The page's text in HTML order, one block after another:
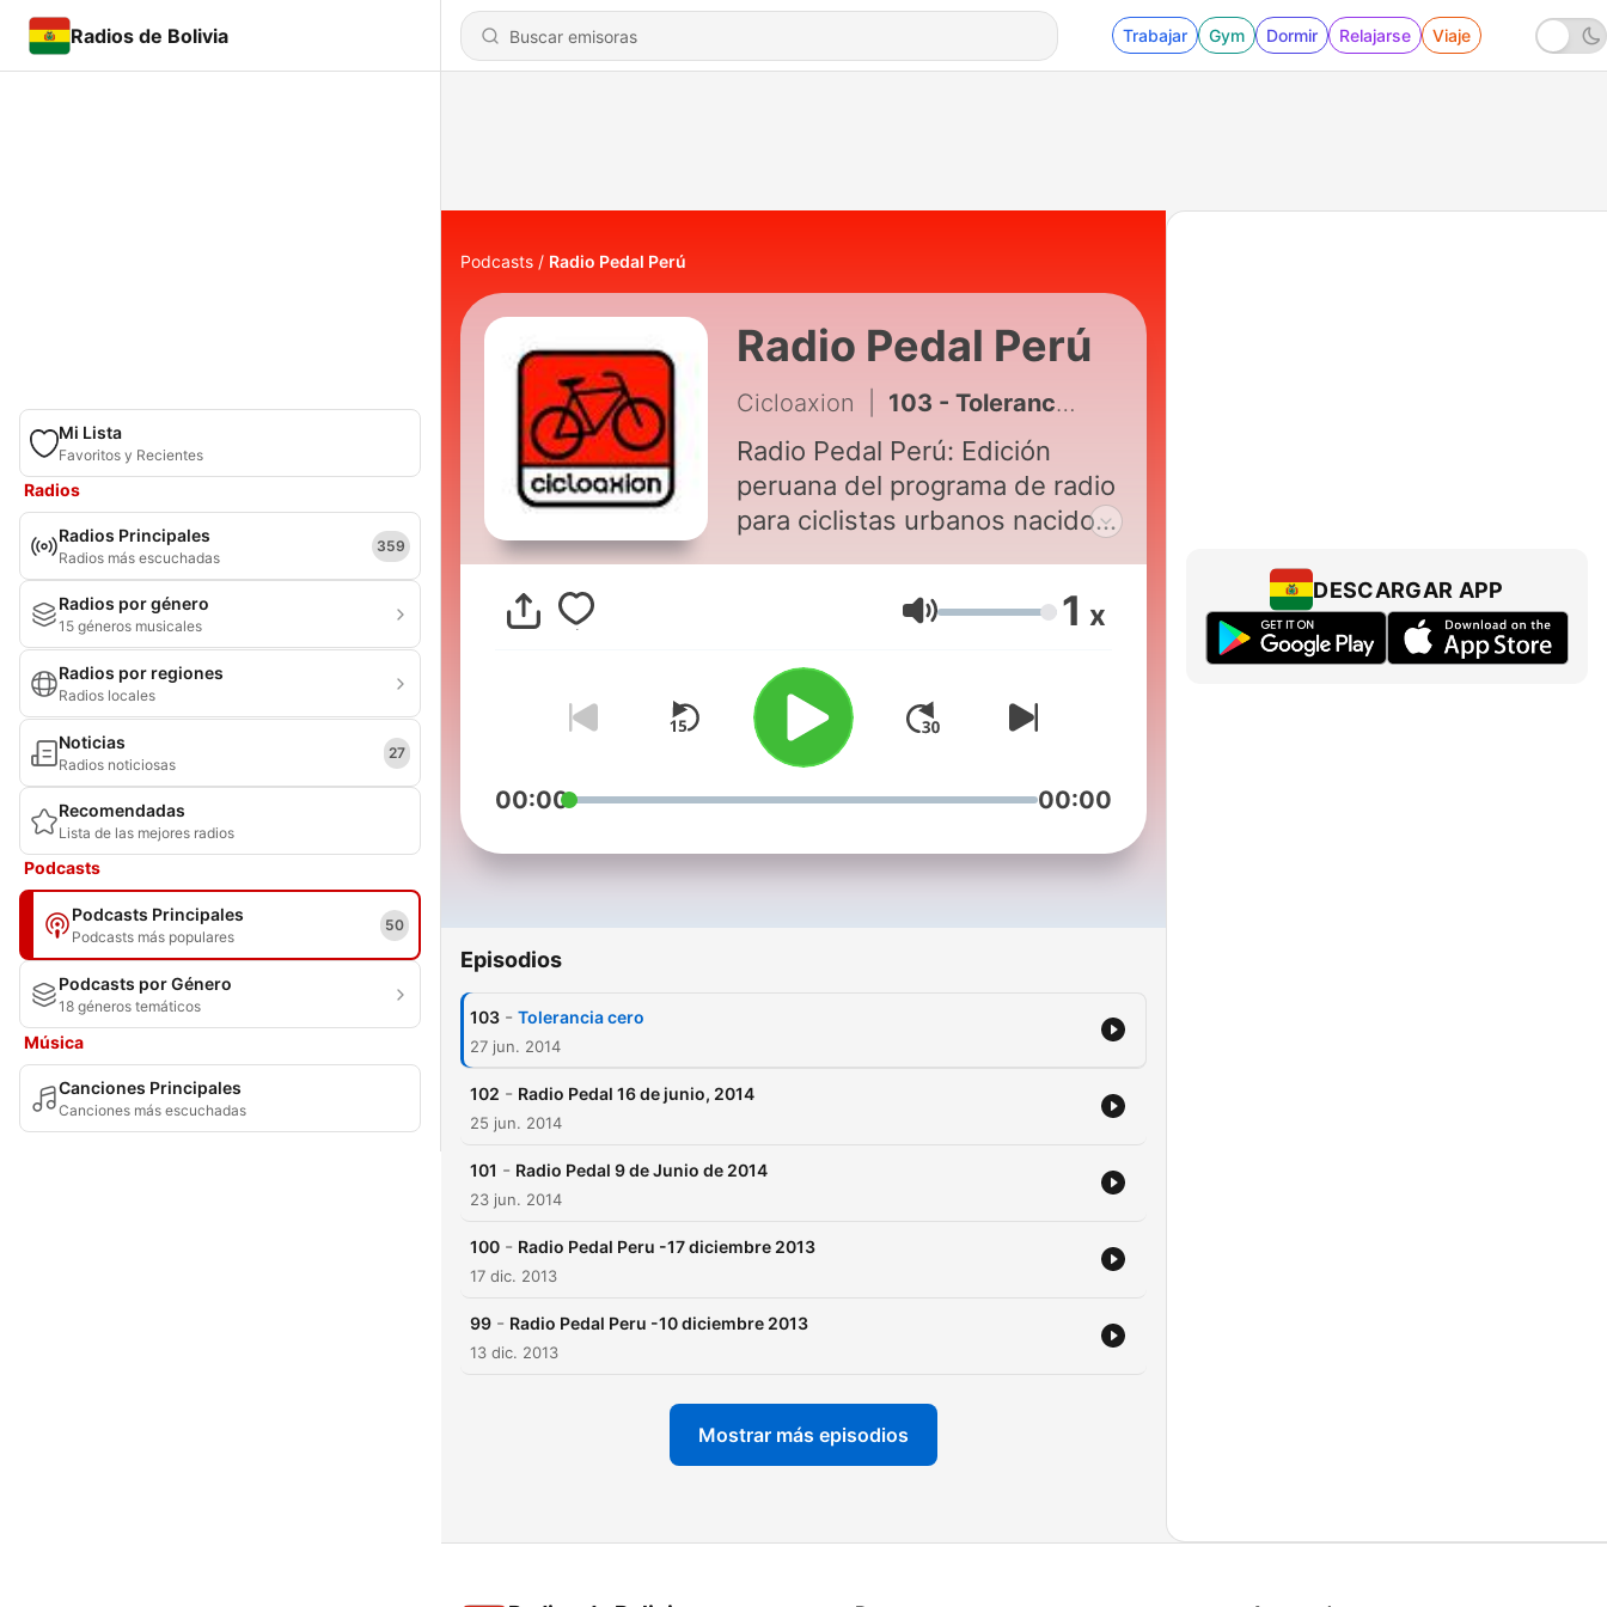
Radios de Bolivia Trabajar Gym Dormir Relajarse Viaje
Mi Lista
Favoritos y Recientes
Radios
Radios Principales
Radios más escuchadas
359
Radios por género
15 géneros musicales
Radios por regiones
Radios locales
Noticias
Radios noticiosas
27
Recomendadas
Lista de las mejores radios
Podcasts
Podcasts Principales
Podcasts más populares
50
Podcasts por Género
18 géneros temáticos
Música
Canciones Principales
Canciones más escuchadas
Podcasts Radio Pedal Perú
Radio Pedal Perú
Cicloaxion 103 - Tolerancia cero
Radio Pedal Perú: Edición
peruana del programa de radio
para ciclistas urbanos nacido
Cicloaxion y es conducido por
Nohelia Pasapera, Octavio
Volumen 1 x
00:00 00:00
Episodios
103 - Tolerancia cero
27 jun. 2014
102 - Radio Pedal 16 de junio, 2014
25 jun. 2014
101 - Radio Pedal 9 de Junio de 2014
23 jun. 2014
100 - Radio Pedal Peru -17 diciembre 2013
17 dic. 2013
99 - Radio Pedal Peru -10 diciembre 2013
13 dic. 2013
Mostrar más episodios
DESCARGAR APP